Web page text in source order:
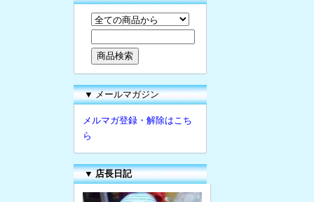
▼ メールマガジン
メルマガ登録・解除はこち
ら
▼ 店長日記